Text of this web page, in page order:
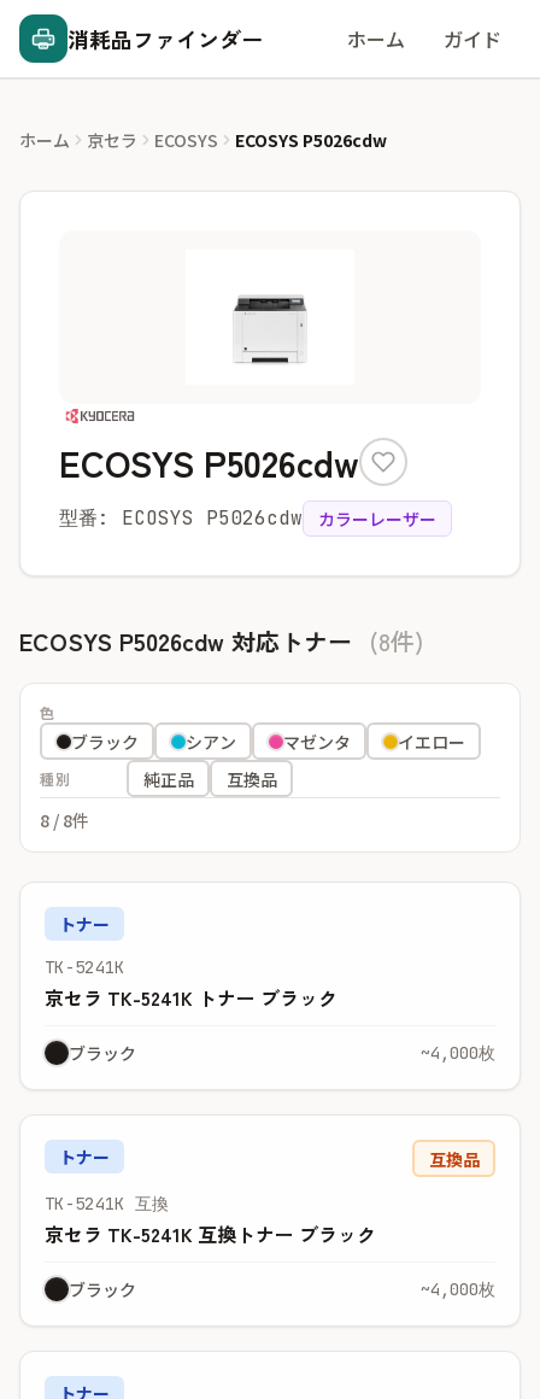
消耗品ファインダー ホーム ガイド
ホーム 京セラ ECOSYS ECOSYS P5026cdw
ECOSYS P5026cdw
型番: ECOSYS P5026cdw カラーレーザー
ECOSYS P5026cdw 対応トナー (8件)
色
ブラック シアン マゼンタ イエロー
種別 純正品
互換品
8 / 8件
トナー
TK-5241K
京セラ TK-5241K トナー ブラック
ブラック ~4,000枚
トナー 互換品
TK-5241K 互換
京セラ TK-5241K 互換トナー ブラック
ブラック ~4,000枚
トナー